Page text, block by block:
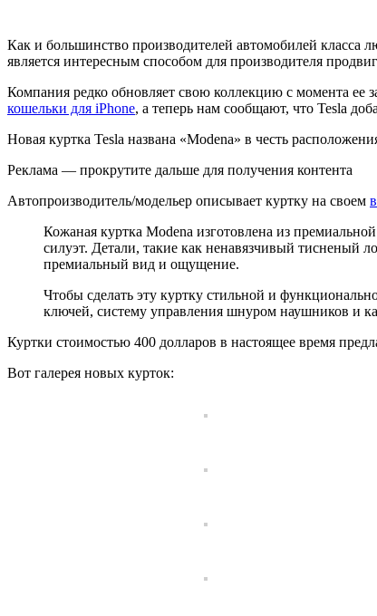
Как и большинство производителей автомобилей класса
является интересным способом для производителя
Компания редко обновляет свою коллекцию с момента ее
кошельки для iPhone, а теперь нам сообщают, что Tesla
Новая куртка Tesla названа «Modena» в честь
Реклама — прокрутите дальше для получения контента
Автопроизводитель/модельер описывает куртку на своем
Кожаная куртка Modena изготовлена из
силуэт. Детали, такие как ненавязчивый тисненый
премиальный вид и ощущение.
Чтобы сделать эту куртку стильной и
ключей, систему управления шнуром наушников и
Куртки стоимостью 400 долларов в настоящее время
Вот галерея новых курток: